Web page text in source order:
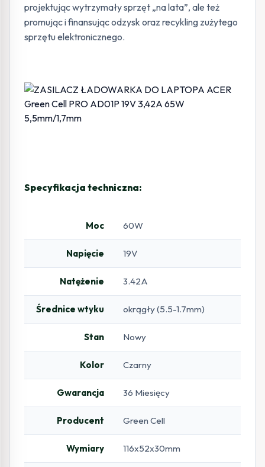
projektując wytrzymały sprzęt „na lata”, ale też
promując i finansując odzysk oraz recykling zużytego
sprzętu elektronicznego.
Specyfikacja techniczna:
Moc 60W
Napięcie 19V
Natężenie 3.42A
Średnice wtyku okrągły (5.5-1.7mm)
Stan Nowy
Kolor Czarny
Gwarancja 36 Miesięcy
Producent Green Cell
Wymiary 116x52x30mm